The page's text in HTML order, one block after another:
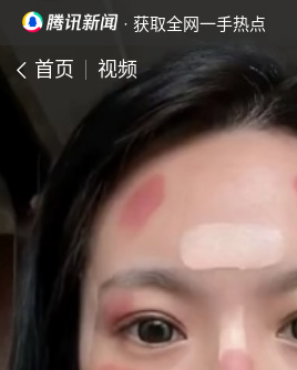
· 获取全网一手热点
首页 视频